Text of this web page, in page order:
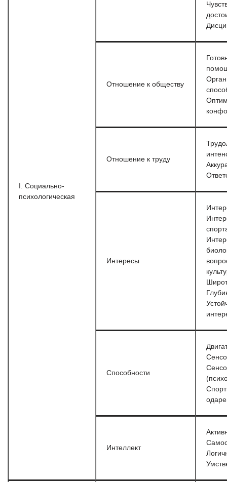
I. Социально-
психологическая
Отношение к обществу
Отношение к труду
Интересы
Способности
Интеллект